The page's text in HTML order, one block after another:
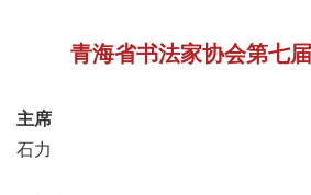
青海省书法家协会第七
主席
石力